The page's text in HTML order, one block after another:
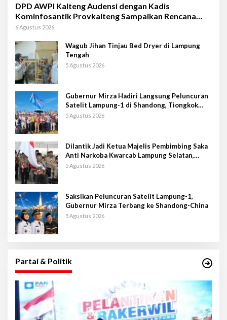
DPD AWPI Kalteng Audensi dengan Kadis
Kominfosantik Provkalteng Sampaikan Rencana
Kongnas II AWPI se-Indonesia
6 Agustus 2026
Wagub Jihan Tinjau Bed Dryer di Lampung
Tengah
5 Agustus 2026
Gubernur Mirza Hadiri Langsung Peluncuran
Satelit Lampung-1 di Shandong, Tiongkok
Timur
5 Agustus 2026
Dilantik Jadi Ketua Majelis Pembimbing Saka
Anti Narkoba Kwarcab Lampung Selatan,
Kepala BNNK Pramuka Garda P4GN
5 Agustus 2026
Saksikan Peluncuran Satelit Lampung-1,
Gubernur Mirza Terbang ke Shandong-China
5 Agustus 2026
Partai & Politik